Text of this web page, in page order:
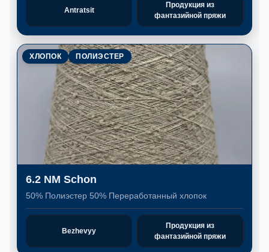
Antratsit
Продукция из
фантазийной пряжи
ХЛОПОК ПОЛИЭСТЕР
6.2 NM Schon
50% Полиэстер 50% Переработанный хлопок
Bezhevyy
Продукция из
фантазийной пряжи